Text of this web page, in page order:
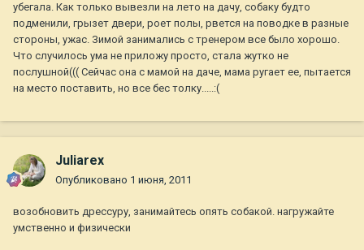
убегала. Как только вывезли на лето на дачу, собаку будто
подменили, грызет двери, роет полы, рвется на поводке в разные
стороны, ужас. Зимой занимались с тренером все было хорошо.
Что случилось ума не приложу просто, стала жутко не
послушной((( Сейчас она с мамой на даче, мама ругает ее, пытается
на место поставить, но все бес толку.....:(
Juliarex
Опубликовано 1 июня, 2011
возобновить дрессуру, занимайтесь опять собакой. нагружайте
умственно и физически